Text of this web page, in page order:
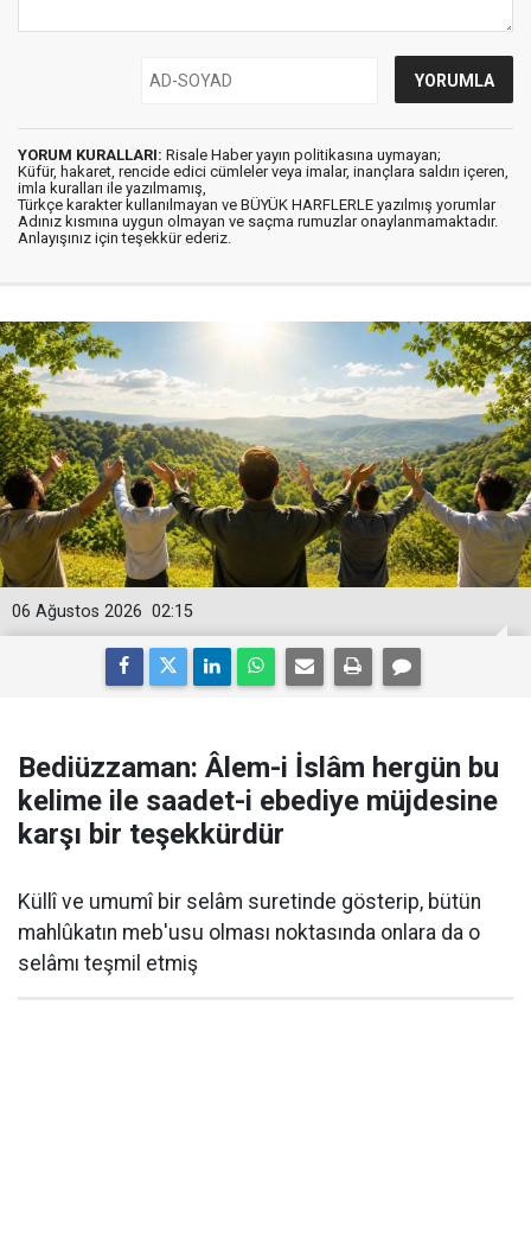
YORUM KURALLARI: Risale Haber yayın politikasına uymayan;
Küfür, hakaret, rencide edici cümleler veya imalar, inançlara saldırı içeren,
imla kuralları ile yazılmamış,
Türkçe karakter kullanılmayan ve BÜYÜK HARFLERLE yazılmış yorumlar
Adınız kısmına uygun olmayan ve saçma rumuzlar onaylanmamaktadır.
Anlayışınız için teşekkür ederiz.
02:15
06 Ağustos 2026
Bediüzzaman: Âlem-i İslâm hergün bu
kelime ile saadet-i ebediye müjdesine
karşı bir teşekkürdür
Küllî ve umumî bir selâm suretinde gösterip, bütün
mahlûkatın meb'usu olması noktasında onlara da o
selâmı teşmil etmiş